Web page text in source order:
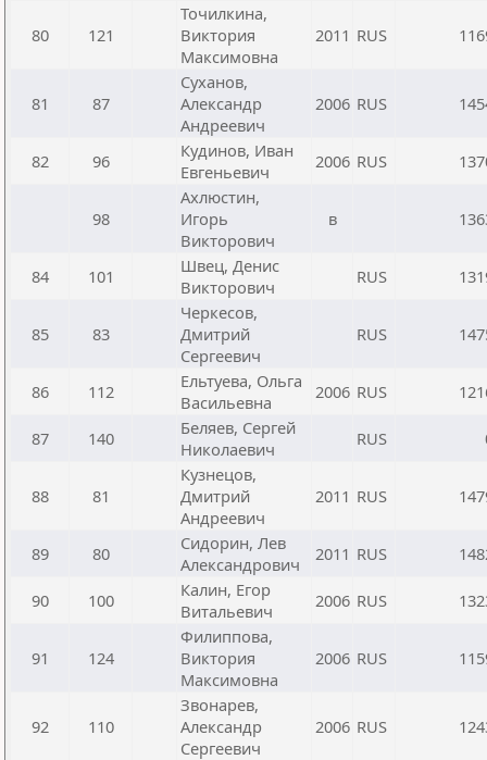
80 121
Точилкина,
Виктория
Максимовна
2011 RUS
81 87
Суханов,
Александр
Андреевич
2006 RUS
82 96
Кудинов, Иван
Евгеньевич
2006 RUS
98
Ахлюстин,
Игорь
Викторович
в
84 101
Швец, Денис
Викторович
RUS
85 83
Черкесов,
Дмитрий
Сергеевич
RUS
86 112
Ельтуева, Ольга
Васильевна
2006 RUS
87 140
Беляев, Сергей
Николаевич
RUS
88 81
Кузнецов,
Дмитрий
Андреевич
2011 RUS
89 80
Сидорин, Лев
Александрович
2011 RUS
90 100
Калин, Егор
Витальевич
2006 RUS
91 124
Филиппова,
Виктория
Максимовна
2006 RUS
92 110
Звонарев,
Александр
Сергеевич
2006 RUS